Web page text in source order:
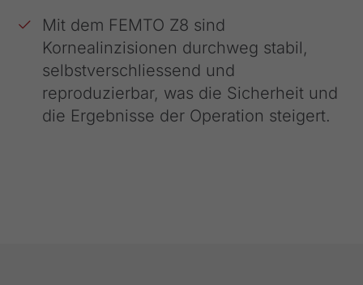
Mit dem FEMTO Z8 sind
Kornealinzisionen durchweg stabil,
selbstverschliessend und
reproduzierbar, was die Sicherheit und
die Ergebnisse der Operation steigert.